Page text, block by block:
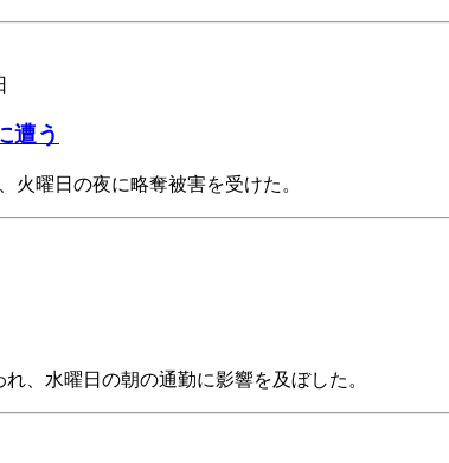
遭う
火曜日の夜に略奪被害を受けた。
、水曜日の朝の通勤に影響を及ぼした。